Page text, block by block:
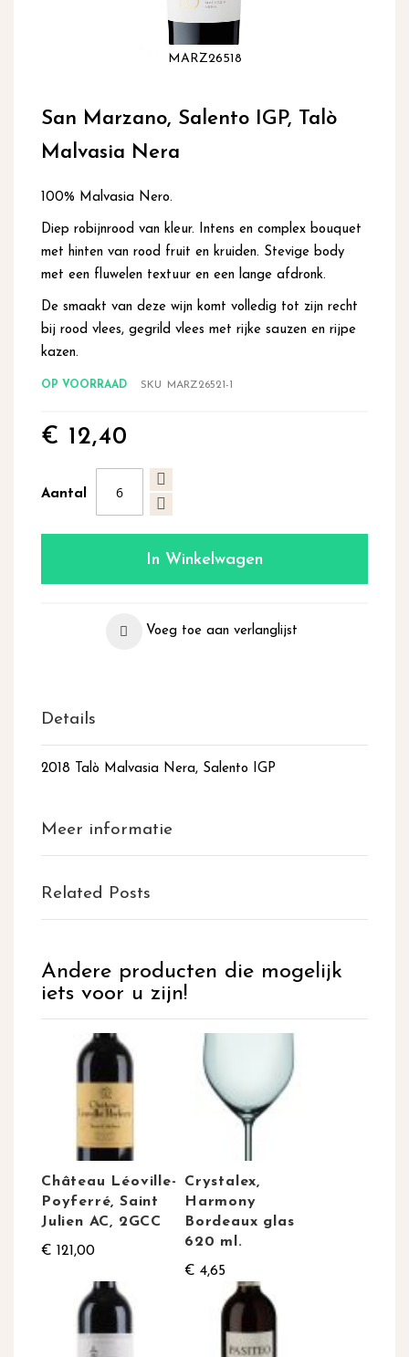
MARZ26518
het
begin
van
afbeeldingen-
San Marzano, Salento IGP, Talò
Malvasia Nera
100% Malvasia Nero.
Diep robijnrood van kleur. Intens en complex bouquet
met hinten van rood fruit en kruiden. Stevige body
met een fluwelen textuur en een lange afdronk.
De smaakt van deze wijn komt volledig tot zijn recht
bij rood vlees, gegrild vlees met rijke sauzen en rijpe
kazen.
OP VOORRAAD SKU MARZ26521-1
€ 12,40
Aantal
In Winkelwagen
Voeg toe aan verlanglijst
Details
2018 Talò Malvasia Nera, Salento IGP
Meer informatie
Related Posts
Andere producten die mogelijk
iets voor u zijn!
Château Léoville-
Poyferré, Saint
Julien AC, 2GCC
€ 121,00
Crystalex,
Harmony
Bordeaux glas
620 ml.
€ 4,65